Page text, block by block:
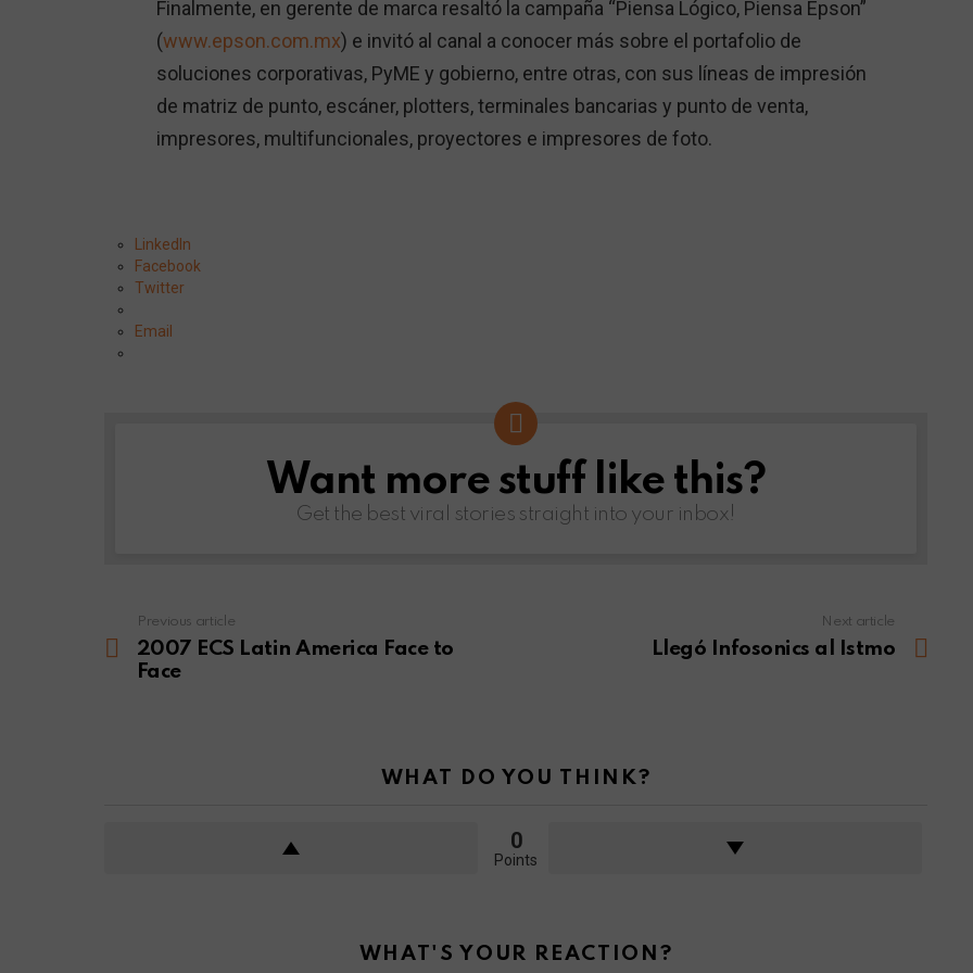
Finalmente, en gerente de marca resaltó la campaña “Piensa Lógico, Piensa Epson”
(www.epson.com.mx) e invitó al canal a conocer más sobre el portafolio de
soluciones corporativas, PyME y gobierno, entre otras, con sus líneas de impresión
de matriz de punto, escáner, plotters, terminales bancarias y punto de venta,
impresores, multifuncionales, proyectores e impresores de foto.
LinkedIn
Facebook
Twitter
Email
NEWSLETTERWant more stuff like this?
Get the best viral stories straight into your inbox!
more
Previous article
2007 ECS Latin America Face to
Face
Next article
Llegó Infosonics al Istmo
WHAT DO YOU THINK?
0
Points
WHAT'S YOUR REACTION?